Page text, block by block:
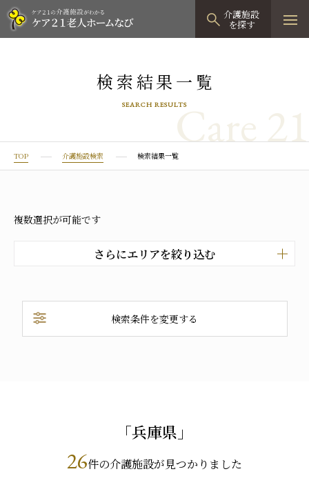
介護施設
を探す
見学予約
有料老人ホームTOP
プレザンリュクス
プレザンメゾン
有料老人ホームとは
グループホーム
認知症対応型グループホームTOP
認知症対応型グループホームとは
小規模多機能型居宅介護
たのしい家
tel0120-944-821
9:00～18:00（年末年始を除く）
検索結果一覧
SEARCH RESULTSCare 21
TOP 介護施設検索 検索結果一覧
複数選択が可能です
さらにエリアを絞り込む
神戸市 姫路市
尼崎市
明石市
西宮市
検索条件を変更する
「兵庫県」
26件の介護施設が見つかりました